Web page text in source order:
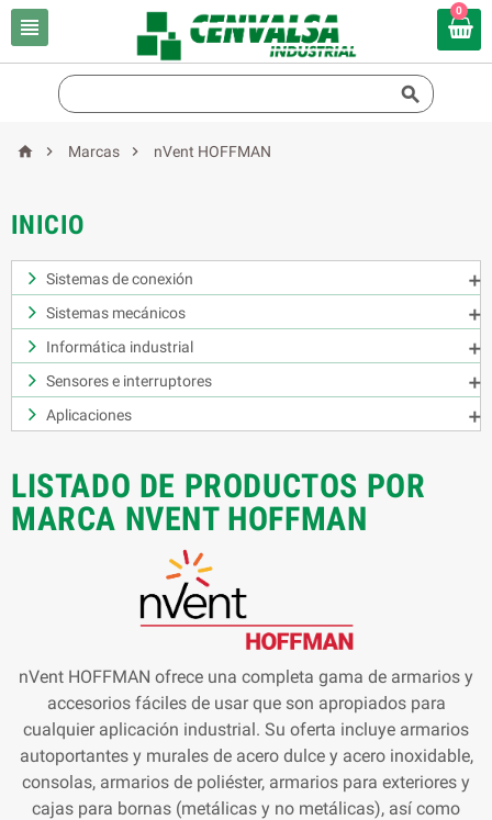

0

  Marcas  nVent HOFFMAN
INICIO
Sistemas de conexión

Sistemas mecánicos

Informática industrial

Sensores e interruptores

Aplicaciones

LISTADO DE PRODUCTOS POR
MARCA NVENT HOFFMAN
nVent HOFFMAN ofrece una completa gama de armarios y
accesorios fáciles de usar que son apropiados para
cualquier aplicación industrial. Su oferta incluye armarios
autoportantes y murales de acero dulce y acero inoxidable,
consolas, armarios de poliéster, armarios para exteriores y
cajas para bornas (metálicas y no metálicas), así como